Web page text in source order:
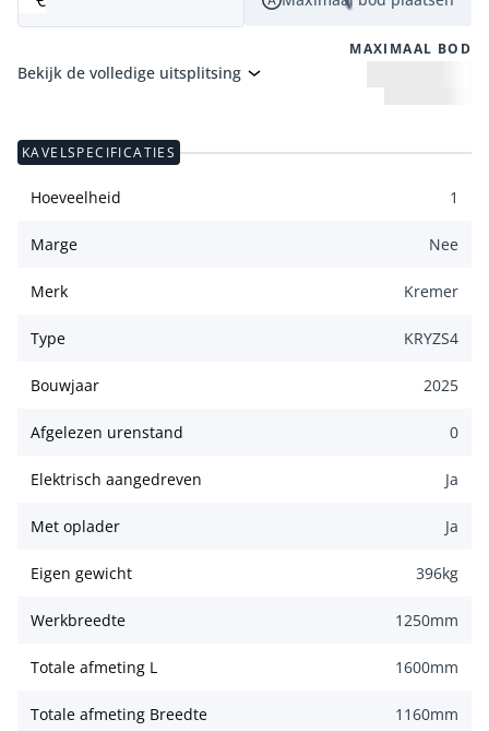
MAXIMAAL BOD
Bekijk de volledige uitsplitsing
KAVELSPECIFICATIES
Hoeveelheid 1
Marge Nee
Merk Kremer
Type KRYZS4
Bouwjaar 2025
Afgelezen urenstand 0
Elektrisch aangedreven Ja
Met oplader Ja
Eigen gewicht 396kg
Werkbreedte 1250mm
Totale afmeting L 1600mm
Totale afmeting Breedte 1160mm